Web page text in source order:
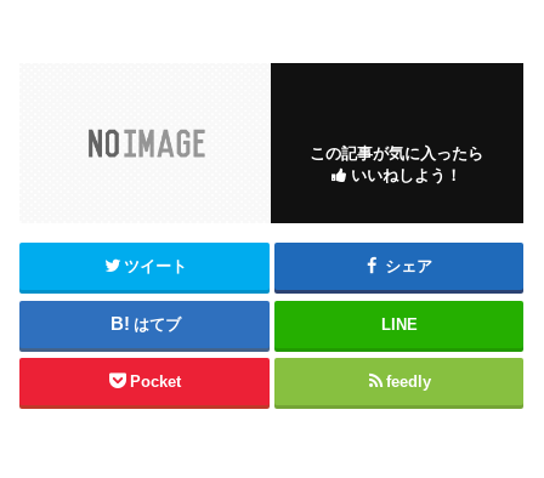
この記事が気に入ったら
いいねしよう！
ツイート シェア
はてブ LINE
Pocket feedly